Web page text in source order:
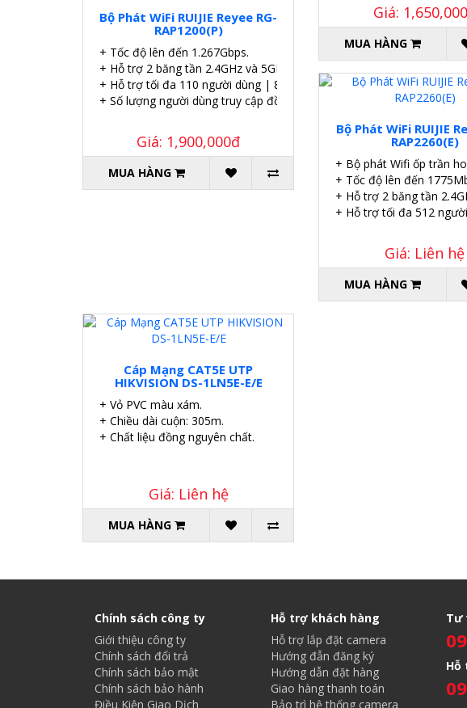
Bộ Phát WiFi RUIJIE Reyee RG-
RAP1200(P)
+ Tốc độ lên đến 1.267Gbps.
+ Hỗ trợ 2 băng tần 2.4GHz và 5GHz
+ Hỗ trợ tối đa 110 người dùng | 8 SSID.
+ Số lượng người dùng truy cập đồng thời đề xuất là 24+.
Giá: 1,900,000đ
MUA HÀNG
Giá:
MUA HÀNG
Bộ Phát WiFi RUIJIE
RAP2260(E)
+ Bộ phát Wifi ốp trần
+ Tốc độ lên đến
+ Hỗ trợ 2 băng tần
+ Hỗ trợ tối đa 512 người
Giá: Liên hệ
MUA HÀNG
Cáp Mạng CAT5E UTP
HIKVISION DS-1LN5E-E/E
+ Vỏ PVC màu xám.
+ Chiều dài cuộn: 305m.
+ Chất liệu đồng nguyên chất.
Giá: Liên hệ
MUA HÀNG
Chính sách công ty
Giới thiệu công ty
Chính sách đổi trả
Chính sách bảo mật
Chính sách bảo hành
Điều Kiện Giao Dịch
Hỗ trợ khách hàng
Hỗ trợ lắp đặt camera
Hướng đẫn đăng ký
Hướng dẫn đặt hàng
Giao hàng thanh toán
Bảo trì hệ thống camera
Tư
Hỗ